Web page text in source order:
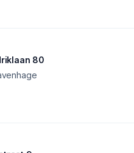
80